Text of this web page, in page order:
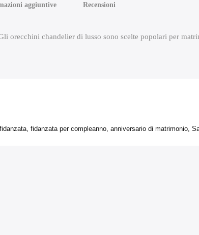
aggiuntive Recensioni
orecchini chandelier di lusso sono scelte popolari per
fidanzata per compleanno, anniversario di matrimonio,